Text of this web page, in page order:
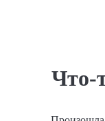
Что-